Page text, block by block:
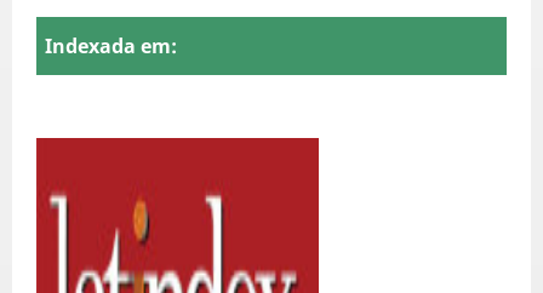
Indexada em: